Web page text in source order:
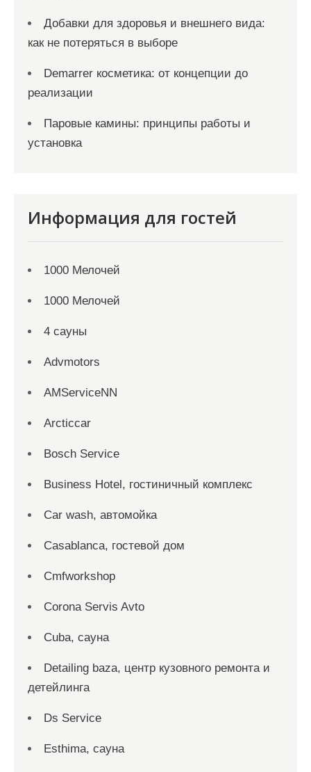
Добавки для здоровья и внешнего вида:
как не потеряться в выборе
Demarrer косметика: от концепции до
реализации
Паровые камины: принципы работы и
установка
Информация для гостей
1000 Мелочей
1000 Мелочей
4 сауны
Advmotors
AMServiceNN
Arcticcar
Bosch Service
Business Hotel, гостиничный комплекс
Car wash, автомойка
Casablanca, гостевой дом
Cmfworkshop
Corona Servis Avto
Cuba, сауна
Detailing baza, центр кузовного ремонта и
детейлинга
Ds Service
Esthima, сауна